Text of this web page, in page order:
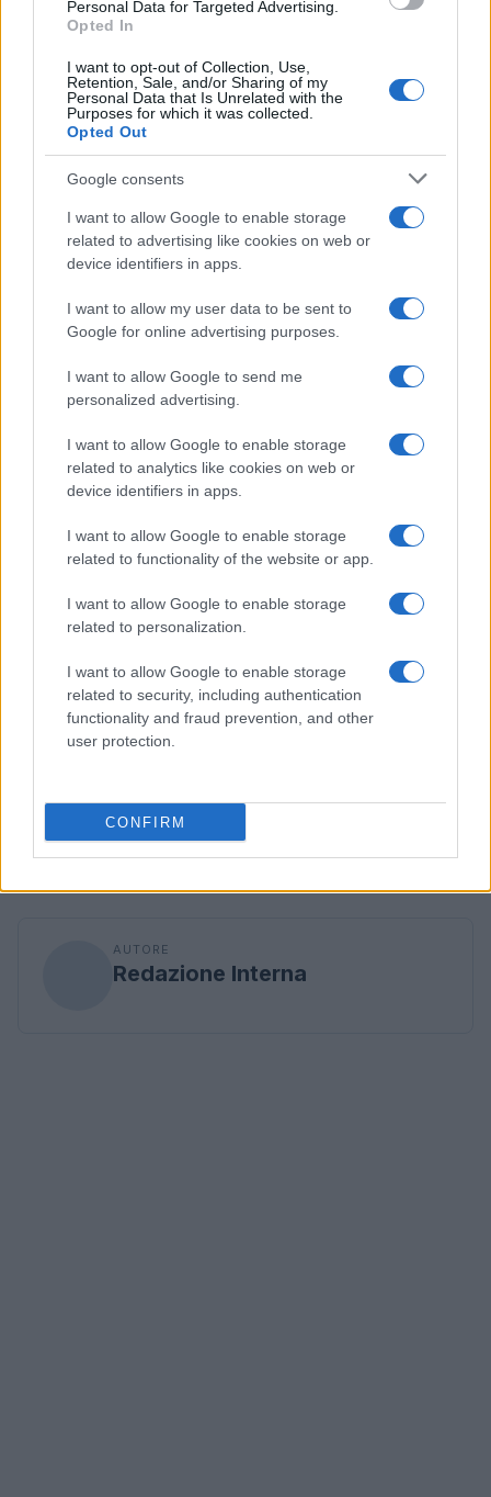
Personal Data for Targeted Advertising.
Opted In
I want to opt-out of Collection, Use,
Retention, Sale, and/or Sharing of my
Personal Data that Is Unrelated with the
Purposes for which it was collected.
Opted Out
Google consents
I want to allow Google to enable storage
related to advertising like cookies on web or
device identifiers in apps.
I want to allow my user data to be sent to
Google for online advertising purposes.
I want to allow Google to send me
personalized advertising.
I want to allow Google to enable storage
related to analytics like cookies on web or
device identifiers in apps.
I want to allow Google to enable storage
related to functionality of the website or app.
I want to allow Google to enable storage
related to personalization.
I want to allow Google to enable storage
related to security, including authentication
functionality and fraud prevention, and other
user protection.
CONFIRM
ideali per affrontare le condizioni più avverse.
libertà di movimento e protezione dagli elementi.
AUTORE
Redazione Interna